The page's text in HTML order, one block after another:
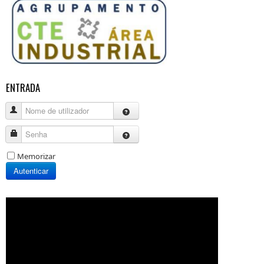
ENTRADA
Nome de utilizador
Senha
Memorizar
Autenticar